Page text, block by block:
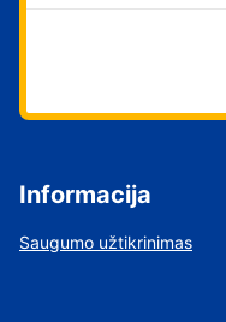
Informacija
Saugumo užtikrinimas